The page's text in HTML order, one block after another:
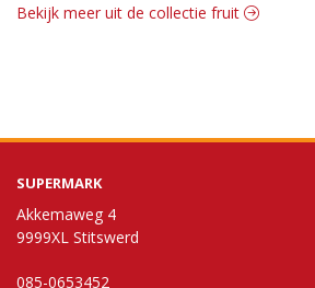
Bekijk meer uit de collectie fruit
SUPERMARK
Akkemaweg 4
9999XL Stitswerd
085-0653452